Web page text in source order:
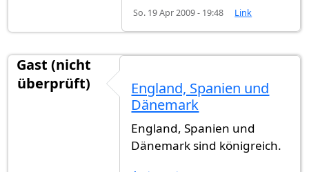
So. 19 Apr 2009 - 19:48 Link
Gast (nicht
überprüft)
England, Spanien und
Dänemark
England, Spanien und
Dänemark sind königreich.